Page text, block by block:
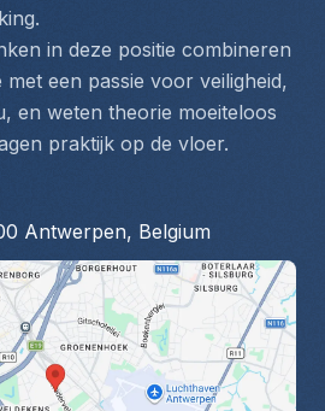
in deze positie combineren
een passie voor veiligheid,
en weten theorie moeiteloos
praktijk op de vloer.
Antwerpen, Belgium